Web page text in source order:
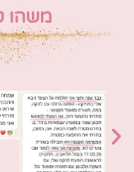
משהו